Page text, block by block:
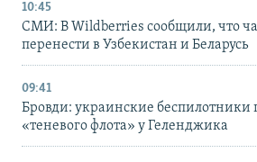
10:45
СМИ: В Wildberries сообщили, что
перенести в Узбекистан и Беларусь
09:41
Бровди: украинские беспилотники
«теневого флота» у Геленджика